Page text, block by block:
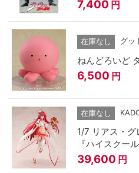
7,400 円
在庫なし グッ
ねんどろいど
6,500 円
在庫なし
1/7 リアス・
『ハイスクー
39,600 円